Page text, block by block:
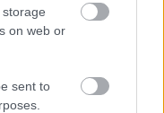
on web or
sent to